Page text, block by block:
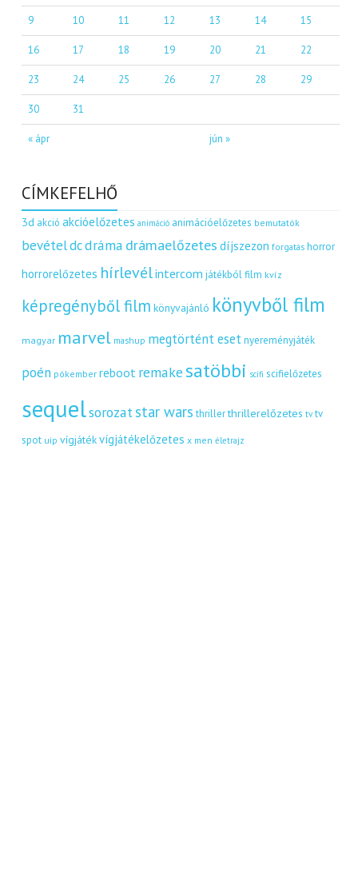
« ápr jún »
9 10 11 12 13 14 15
16 17 18 19 20 21 22
23 24 25 26 27 28 29
30 31
CÍMKEFELHŐ
3d akció akcióelőzetes animáció animációelőzetes bemutatók
bevételdcdráma drámaelőzetes díjszezon forgatás horror
horrorelőzetes hírlevélintercom játékból film kvíz
képregényből film könyvajánló könyvből film
magyar marvel mashup megtörtént eset nyereményjáték
poén pókember reboot remakesatöbbi scifi scifielőzetes
sequelsorozatstar wars thriller thrillerelőzetes tv tv
spot uip vígjátékvígjátékelőzetes x men életrajz